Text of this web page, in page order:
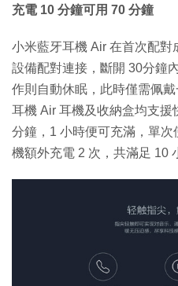
充電 10 分鐘可用 70 分鐘
小米藍牙耳機 Air 在首次配
設備配對連接，斷開 30分鐘
作則自動休眠，此時僅需佩
耳機 Air 耳機及收納盒均支
分鐘，1 小時便可充滿，單
機額外充電 2 次，共滿足 10